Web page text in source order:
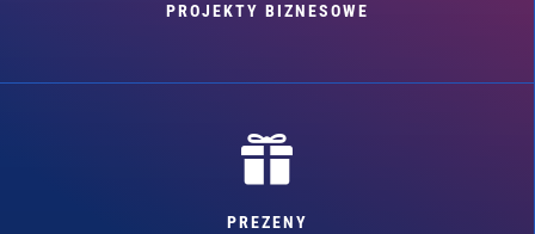
PROJEKTY BIZNESOWE

PREZENY